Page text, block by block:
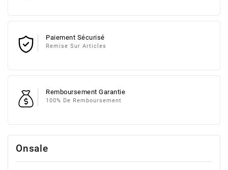
Paiement Sécurisé
Remise Sur Articles
Remboursement Garantie
100% De Remboursement
Onsale